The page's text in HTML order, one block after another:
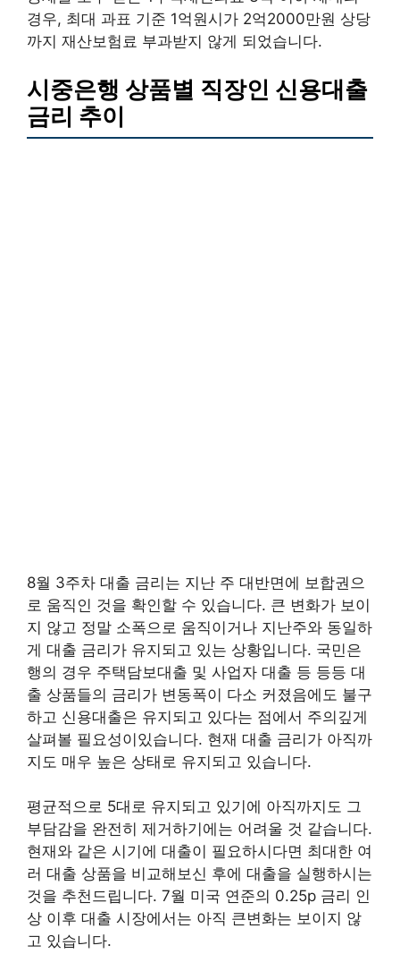
경우, 최대 과표 기준 1억원시가 2억2000만원 상당
까지 재산보험료 부과받지 않게 되었습니다.
시중은행 상품별 직장인 신용대출
금리 추이
8월 3주차 대출 금리는 지난 주 대반면에 보합권으
로 움직인 것을 확인할 수 있습니다. 큰 변화가 보이
지 않고 정말 소폭으로 움직이거나 지난주와 동일하
게 대출 금리가 유지되고 있는 상황입니다. 국민은
행의 경우 주택담보대출 및 사업자 대출 등 등등 대
출 상품들의 금리가 변동폭이 다소 커졌음에도 불구
하고 신용대출은 유지되고 있다는 점에서 주의깊게
살펴볼 필요성이있습니다. 현재 대출 금리가 아직까
지도 매우 높은 상태로 유지되고 있습니다.
평균적으로 5대로 유지되고 있기에 아직까지도 그
부담감을 완전히 제거하기에는 어려울 것 같습니다.
현재와 같은 시기에 대출이 필요하시다면 최대한 여
러 대출 상품을 비교해보신 후에 대출을 실행하시는
것을 추천드립니다. 7월 미국 연준의 0.25p 금리 인
상 이후 대출 시장에서는 아직 큰변화는 보이지 않
고 있습니다.